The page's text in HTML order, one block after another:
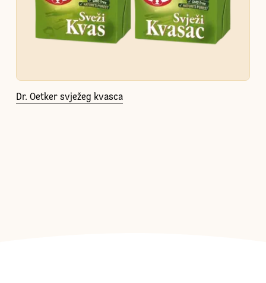
Dr. Oetker svježeg kvasca